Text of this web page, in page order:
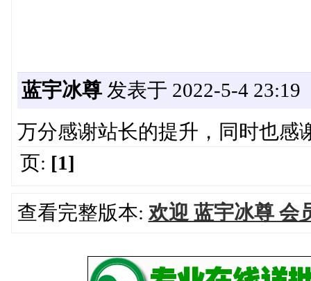
蓝宇冰尊发表于 2022-5-4 23:19
万分感谢站长的提升，同时也感
页: [1]
查看完整版本: 欢迎 蓝宇冰尊 会